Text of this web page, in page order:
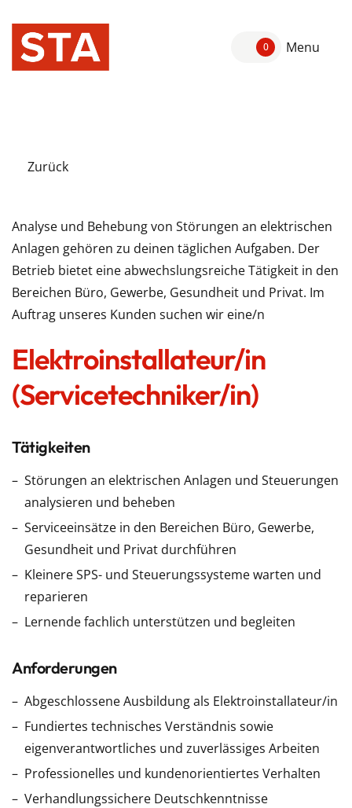
0 Menu
Zurück
Analyse und Behebung von Störungen an elektrischen
Anlagen gehören zu deinen täglichen Aufgaben. Der
Betrieb bietet eine abwechslungsreiche Tätigkeit in den
Bereichen Büro, Gewerbe, Gesundheit und Privat. Im
Auftrag unseres Kunden suchen wir eine/n
Elektroinstallateur/in
(Servicetechniker/in)
Tätigkeiten
Störungen an elektrischen Anlagen und Steuerungen
analysieren und beheben
Serviceeinsätze in den Bereichen Büro, Gewerbe,
Gesundheit und Privat durchführen
Kleinere SPS- und Steuerungssysteme warten und
reparieren
Lernende fachlich unterstützen und begleiten
Anforderungen
Abgeschlossene Ausbildung als Elektroinstallateur/in
Fundiertes technisches Verständnis sowie
eigenverantwortliches und zuverlässiges Arbeiten
Professionelles und kundenorientiertes Verhalten
Verhandlungssichere Deutschkenntnisse